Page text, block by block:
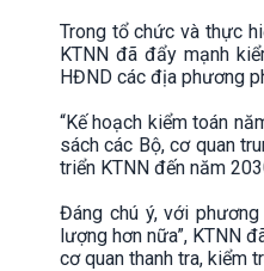
Trong tổ chức và thực
KTNN đã đẩy mạnh
HĐND các địa phương
“Kế hoạch kiểm toán
sách các Bộ, cơ quan
triển KTNN đến năm
Đáng chú ý, với
lượng hơn nữa”, KTNN
cơ quan thanh tra, kiểm